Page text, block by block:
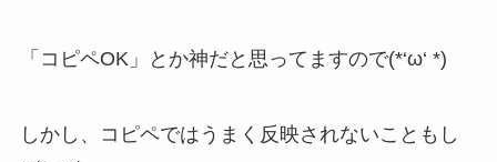
「コピペOK」とか神だと思ってますので(*‘ω‘ *)
しかし、コピペではうまく反映されないこともし